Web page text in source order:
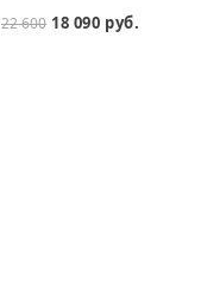
22 600 18 090 руб.